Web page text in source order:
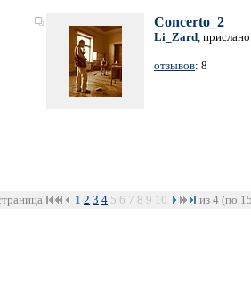
Concerto_2
Li_Zard,
отзывов: 8
1 2 3 4 5 6 7 8 9 10 из 4 (по